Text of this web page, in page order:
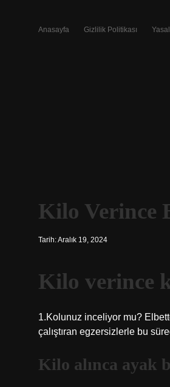
Anasayfa Gizlilik Politikası
Kilo Verince
Tarih: Aralık 19, 2024
Kilo verince
1.Kolunuz inceliyor mu?
çalıştıran egzersizlerle bu
Kilo alınca ayak